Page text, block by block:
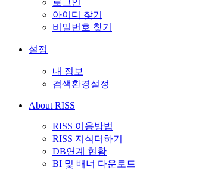
로그인
아이디 찾기
비밀번호 찾기
설정
내 정보
검색환경설정
About RISS
RISS 이용방법
RISS 지식더하기
DB연계 현황
BI 및 배너 다운로드